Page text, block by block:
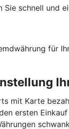
Sie schnell und
für
mit Karte
ersten